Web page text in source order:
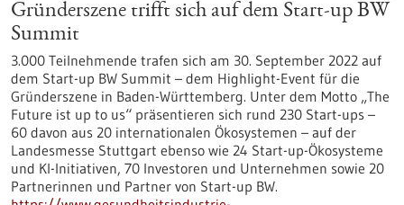
Gründerszene trifft sich auf dem Start-up BW
Summit
3.000 Teilnehmende trafen sich am 30. September 2022 auf
dem Start-up BW Summit – dem Highlight-Event für die
Gründerszene in Baden-Württemberg. Unter dem Motto „The
Future ist up to us“ präsentieren sich rund 230 Start-ups –
60 davon aus 20 internationalen Ökosystemen – auf der
Landesmesse Stuttgart ebenso wie 24 Start-up-Ökosysteme
und KI-Initiativen, 70 Investoren und Unternehmen sowie 20
Partnerinnen und Partner von Start-up BW.